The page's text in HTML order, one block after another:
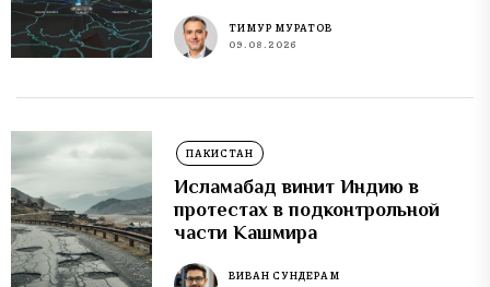
ТИМУР МУРАТОВ
09.08.2026
ПАКИСТАН
Исламабад винит Индию в
протестах в подконтрольной
части Кашмира
ВИВАН СУНДЕРАМ